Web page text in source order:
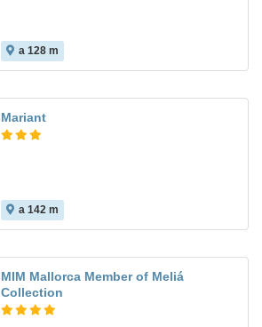
a 128 m
Mariant
a 142 m
MIM Mallorca Member of Meliá
Collection